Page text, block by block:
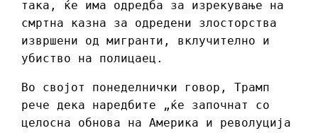
така, ќе има одредба за изрекување на
смртна казна за одредени злосторства
извршени од мигранти, вклучително и
убиство на полицаец.
Во својот понеделнички говор, Трамп
рече дека наредбите „ќе започнат со
целосна обнова на Америка и револуција